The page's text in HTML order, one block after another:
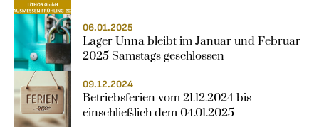
06.01.2025
Lager Unna bleibt im Januar und Februar
2025 Samstags geschlossen
09.12.2024
Betriebsferien vom 21.12.2024 bis
einschließlich dem 04.01.2025